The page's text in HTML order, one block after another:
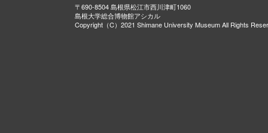
〒690-8504 島根県松江市西川津町1060
島根大学総合博物館アシカル
Copyright（C）2021 Shimane University Museum All Rights